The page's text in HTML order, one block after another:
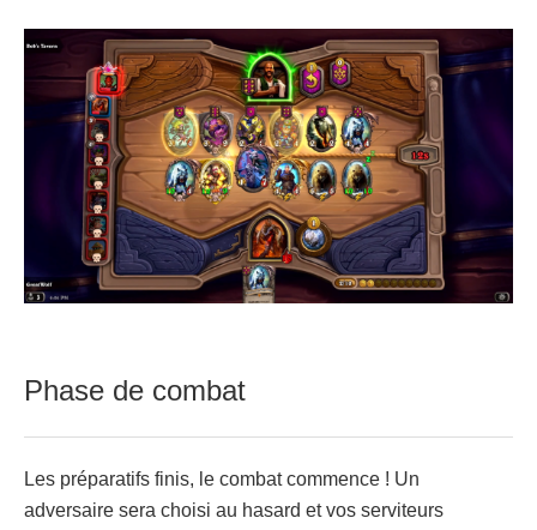
Phase de combat
Les préparatifs finis, le combat commence ! Un
adversaire sera choisi au hasard et vos serviteurs